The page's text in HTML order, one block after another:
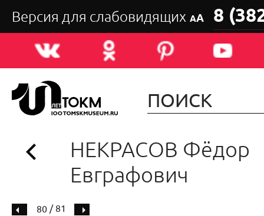
Версия для слабовидящих АА 8
НЕКРАСОВ Фёдор
Евграфович
80 / 81